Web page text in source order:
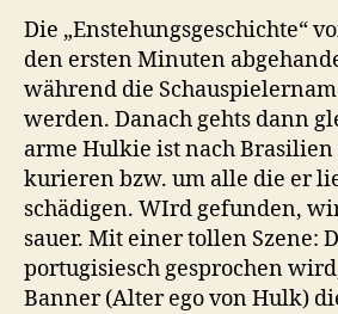
Die „Enstehungsgeschichte“
den ersten Minuten
während die
werden. Danach gehts dann
arme Hulkie ist nach Brasilien
kurieren bzw. um alle die er
schädigen. WIrd gefunden,
sauer. Mit einer tollen Szene:
portugisiesch gesprochen
Banner (Alter ego von Hulk)